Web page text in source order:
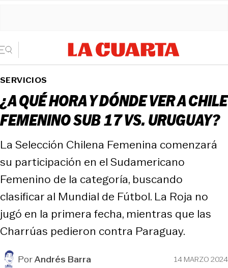
SERVICIOS
¿A QUÉ HORA Y DÓNDE VER A CHILE
FEMENINO SUB 17 VS. URUGUAY?
La Selección Chilena Femenina comenzará
su participación en el Sudamericano
Femenino de la categoría, buscando
clasificar al Mundial de Fútbol. La Roja no
jugó en la primera fecha, mientras que las
Charrúas pedieron contra Paraguay.
PorAndrés Barra 14 MARZO 2024